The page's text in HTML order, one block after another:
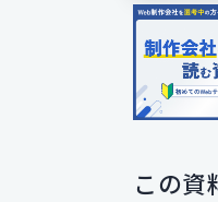
この資